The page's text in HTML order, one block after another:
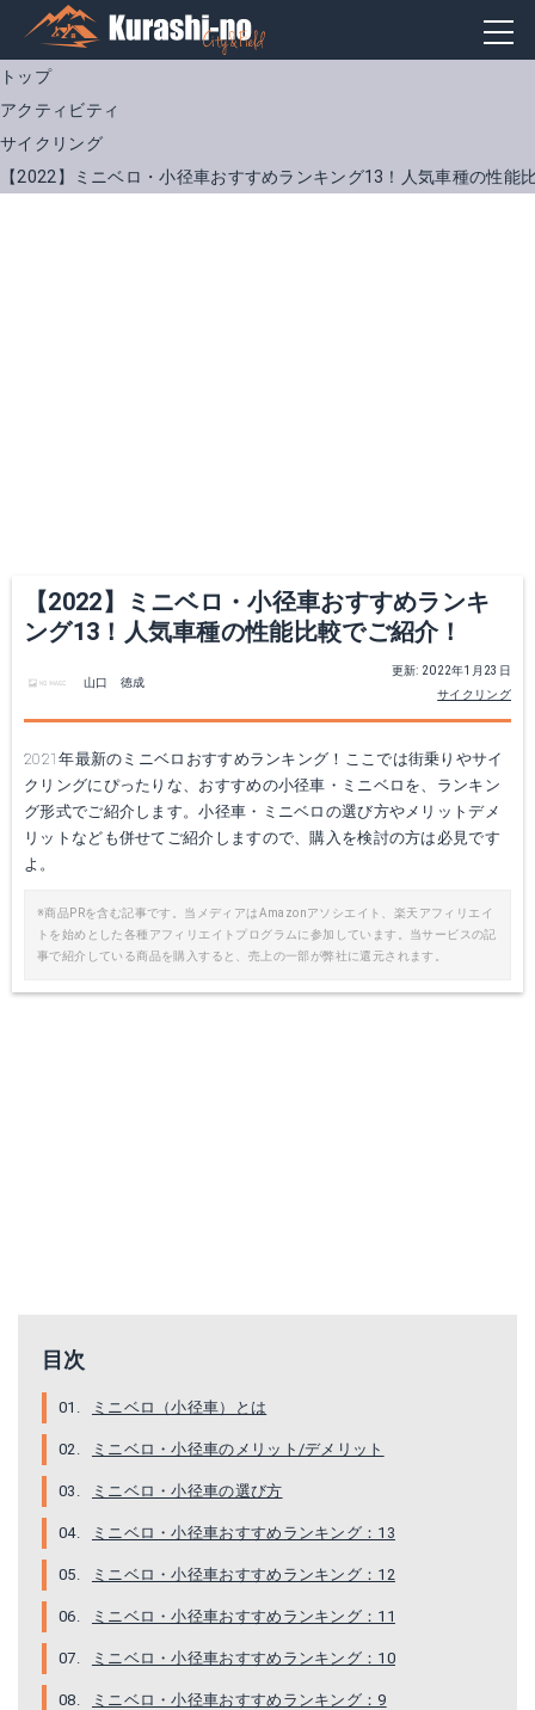
トップ
アクティビティ
サイクリング
【2022】ミニベロ・小径車おすすめランキング13！人気車種の性能
【2022】ミニベロ・小径車おすすめランキ
ング13！人気車種の性能比較でご紹介！
更新: 2022年1月23日
サイクリング
山口 徳成
2021年最新のミニベロおすすめランキング！ここでは街乗りやサイ
クリングにぴったりな、おすすめの小径車・ミニベロを、ランキン
グ形式でご紹介します。小径車・ミニベロの選び方やメリットデメ
リットなども併せてご紹介しますので、購入を検討の方は必見です
よ。
※商品PRを含む記事です。当メディアはAmazonアソシエイト、楽天アフィリエイ
トを始めとした各種アフィリエイトプログラムに参加しています。当サービスの記
事で紹介している商品を購入すると、売上の一部が弊社に還元されます。
目次
ミニベロ（小径車）とは
ミニベロ・小径車のメリット/デメリット
ミニベロ・小径車の選び方
ミニベロ・小径車おすすめランキング：13
ミニベロ・小径車おすすめランキング：12
ミニベロ・小径車おすすめランキング：11
ミニベロ・小径車おすすめランキング：10
ミニベロ・小径車おすすめランキング：9